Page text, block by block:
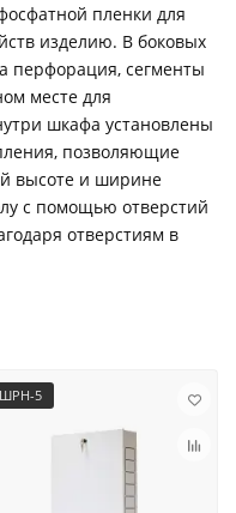
пленки для
изделию. В боковых
перфорация, сегменты
месте для
шкафа установлены
позволяющие
высоте и ширине
с помощью отверстий
отверстиям в
ШРН-5